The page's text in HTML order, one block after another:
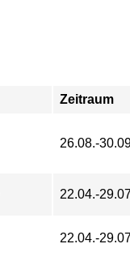
Zeitraum
26.08.-
22.04.-
22.04.-